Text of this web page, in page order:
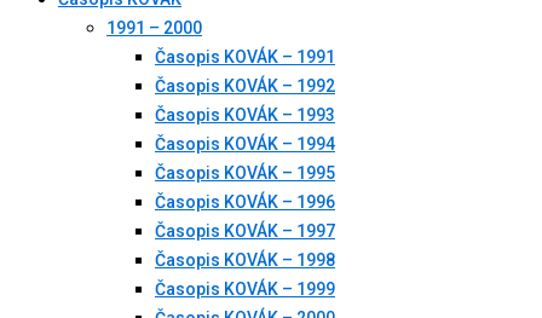
1991 – 2000
Časopis KOVÁK – 1991
Časopis KOVÁK – 1992
Časopis KOVÁK – 1993
Časopis KOVÁK – 1994
Časopis KOVÁK – 1995
Časopis KOVÁK – 1996
Časopis KOVÁK – 1997
Časopis KOVÁK – 1998
Časopis KOVÁK – 1999